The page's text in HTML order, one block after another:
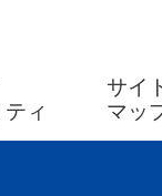
ィ
サイ
マッ